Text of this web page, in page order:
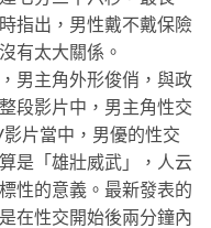
指出，男性戴不戴保險
有太大關係。
男主角外形俊俏，與政
段影片中，男主角性交
片當中，男優的性交
是「雄壯威武」，人云
性的意義。最新發表的
在性交開始後兩分鐘內